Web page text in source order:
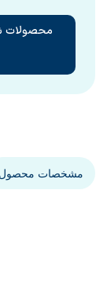
محصولات
مشخصات محصول